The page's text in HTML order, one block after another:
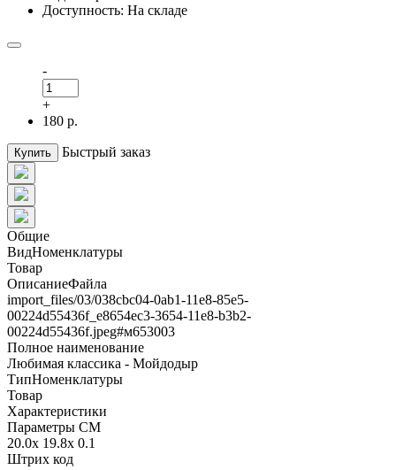
Доступность: На складе
-
+
180 р.
Купить Быстрый заказ
Общие
ВидНоменклатуры
Товар
ОписаниеФайла
import_files/03/038cbc04-0ab1-11e8-85e5-
00224d55436f_e8654ec3-3654-11e8-b3b2-
00224d55436f.jpeg#м653003
Полное наименование
Любимая классика - Мойдодыр
ТипНоменклатуры
Товар
Характеристики
Параметры СМ
20.0x 19.8x 0.1
Штрих код